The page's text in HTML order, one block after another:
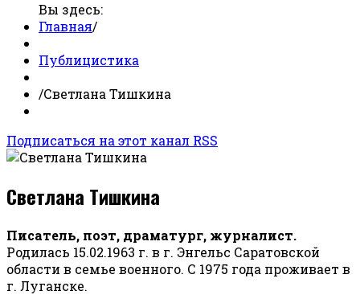
Вы здесь:
Главная/
Публицистика
/Светлана Тишкина
Подписаться на этот канал RSS
Светлана Тишкина
Писатель, поэт, драматург, журналист.
Родилась 15.02.1963 г. в г. Энгельс Саратовской
области в семье военного. С 1975 года проживает в
г. Луганске.